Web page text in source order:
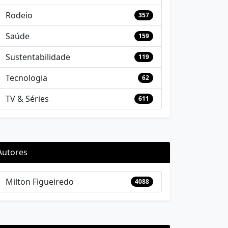
Rodeio 357
Saúde 159
Sustentabilidade 119
Tecnologia 62
TV & Séries 611
Milton Figueiredo 4088